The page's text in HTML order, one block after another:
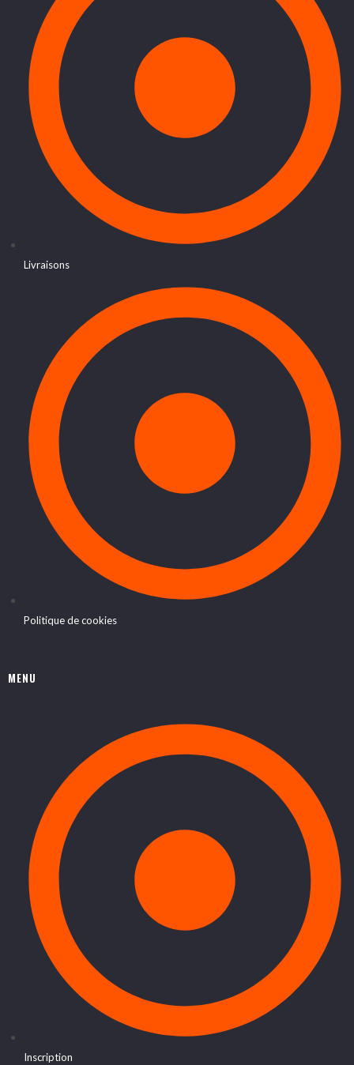
Livraisons
Politique de cookies
MENU
Inscription